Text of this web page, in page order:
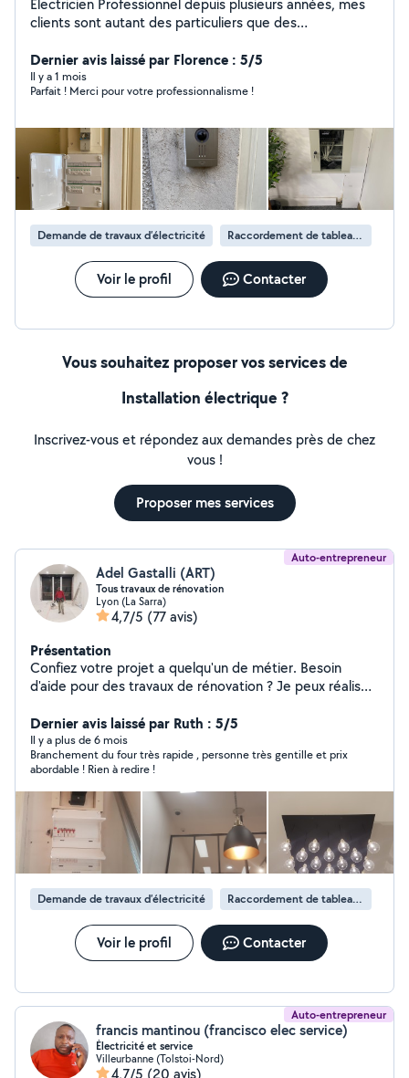
Électricien Professionnel depuis plusieurs années, mes
clients sont autant des particuliers que des
m'occuper de vos petits travaux jusqu'au très gros s'en
vous délaisser en cours de route comme certains font
malheureusement! Je sérieux , ponctuel, soigneux,force
Je me ferais un plaisir de répondre à vos questions.
Dernier avis laissé par Florence : 5/5
Il y a 1 mois
Parfait ! Merci pour votre professionnalisme !
Demande de travaux d’électricité Raccordement de tableau électrique
Voir le profil Contacter
Vous souhaitez proposer vos services de
Installation électrique ?
Inscrivez-vous et répondez aux demandes près de chez
vous !
Proposer mes services
Auto-entrepreneur
Adel Gastalli (ART)
Tous travaux de rénovation
Lyon (La Sarra)
4,7/5 (77 avis)
Présentation
Confiez votre projet a quelqu'un de métier. Besoin
d'aide pour des travaux de rénovation ? Je peux réaliser
Dernier avis laissé par Ruth : 5/5
Il y a plus de 6 mois
Branchement du four très rapide , personne très gentille et prix
abordable ! Rien à redire !
Demande de travaux d’électricité Raccordement de tableau électrique
Voir le profil Contacter
Auto-entrepreneur
francis mantinou (francisco elec service)
Électricité et service
Villeurbanne (Tolstoi-Nord)
4,7/5 (20 avis)